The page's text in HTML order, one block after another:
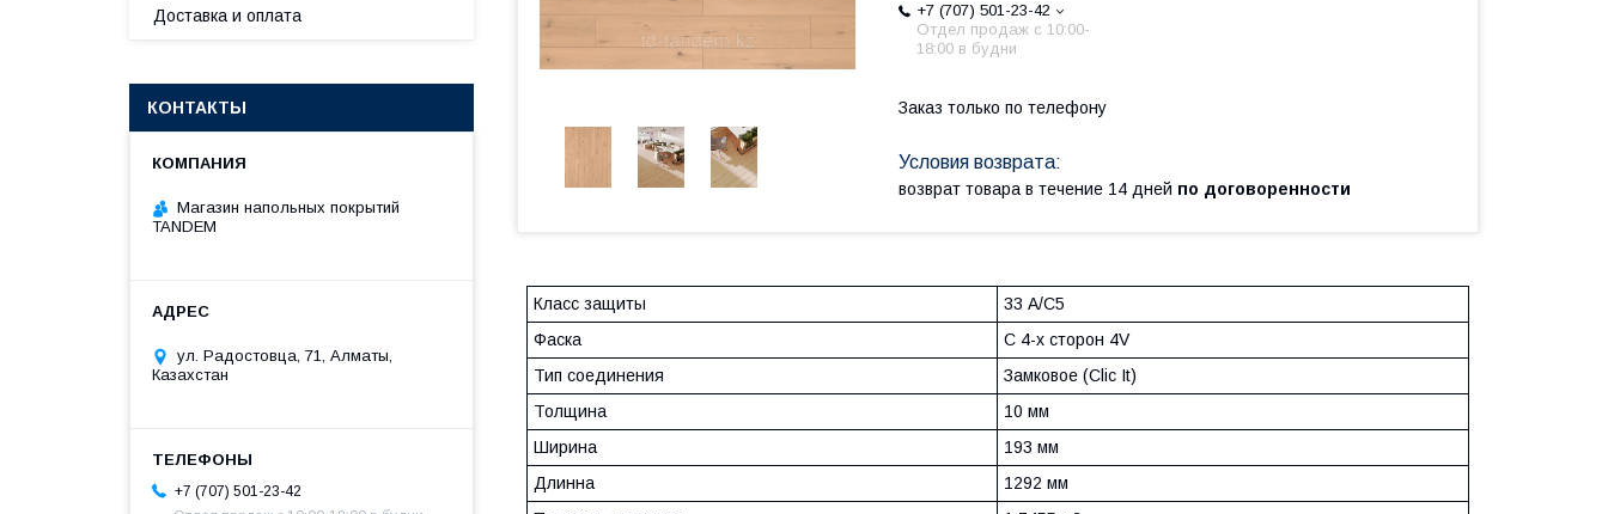
+7 (707) 501-23-42
Отдел продаж c 10:00-
18:00 в будни
Заказ только по телефону
возврат товара в течение 14 дней по договоренности
Класс защиты
33 А/С5
Фаска
С 4-х сторон 4V
Тип соединения
Замковое (Clic It)
Толщина
10 мм
Ширина
193 мм
Длинна
1292 мм
Доставка и оплата
КОНТАКТЫ
Магазин напольных покрытий
TANDEM
ул. Радостовца, 71, Алматы,
Казахстан
+7 (707) 501-23-42